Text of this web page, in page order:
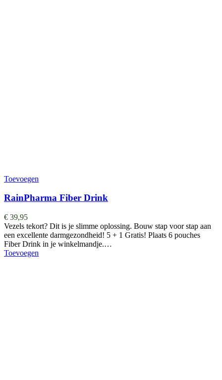
Toevoegen
RainPharma Fiber Drink
€ 39,95
Vezels tekort? Dit is je slimme oplossing. Bouw stap voor stap aan
een excellente darmgezondheid! 5 + 1 Gratis! Plaats 6 pouches
Fiber Drink in je winkelmandje.…
Toevoegen